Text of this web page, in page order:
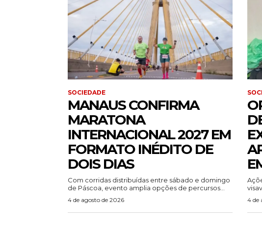
SOCIEDADE
MANAUS CONFIRMA
MARATONA
INTERNACIONAL 2027 EM
FORMATO INÉDITO DE
DOIS DIAS
Com corridas distribuídas entre sábado e domingo
de Páscoa, evento amplia opções de percursos...
4 de agosto de 2026 4 de